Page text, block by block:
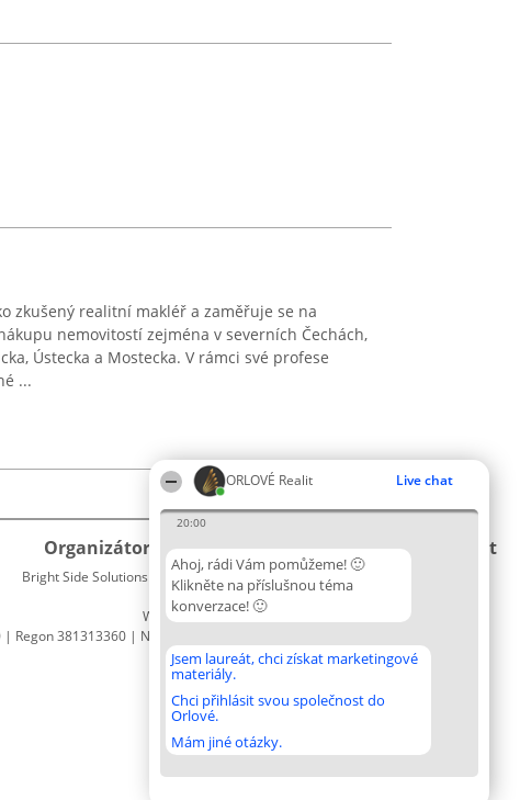
ORLOVÉ Realit Live chat
20:00
Ahoj, rádi Vám pomůžeme! 🙂
Klikněte na příslušnou téma
konverzace! 🙂
Jsem laureát, chci získat marketingové
materiály.
Chci přihlásit svou společnost do
Orlové.
Mám jiné otázky.
zkušený realitní makléř a zaměřuje se na
nemovitostí zejména v severních Čechách,
Ústecka a Mostecka. V rámci své profese
...
Organizátor hlasování
Bright Side Solutions sp. z o. o. sp. k.
ul. Ruska 22
Wrocław 50-079
| Regon 381313360 | NIP 8943132676
Plebiscyt
Vítězové
Seznam
Zásady
Zásady
ochrany
údajů
Kontakt